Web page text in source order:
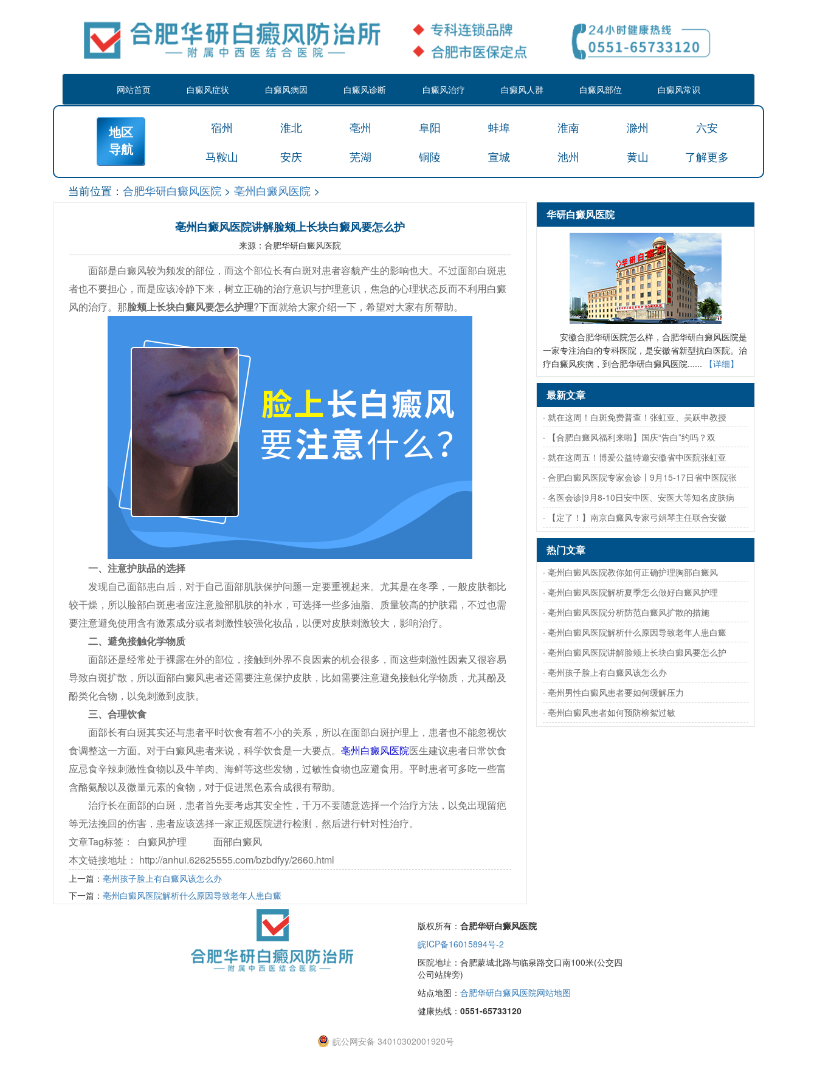
网站首页 白癜风症状 白癜风病因 白癜风诊断 白癜风治疗 白癜风人群 白癜风部位 白癜风常识
地区
导航
宿州 淮北 亳州 阜阳 蚌埠 淮南 滁州
六安
马鞍山
安庆 芜湖 铜陵 宣城 池州 黄山 了解更多
当前位置： 合肥华研白癜风医院 > 亳州白癜风医院 >
亳州白癜风医院讲解脸颊上长块白癜风要怎么护
来源：合肥华研白癜风医院
面部是白癜风较为频发的部位，而这个部位长有白斑对患者容貌产生的影响也大。不过面部白斑患
者也不要担心，而是应该冷静下来，树立正确的治疗意识与护理意识，焦急的心理状态反而不利用白癜
风的治疗。那脸颊上长块白癜风要怎么护理?下面就给大家介绍一下，希望对大家有所帮助。
一、注意护肤品的选择
发现自己面部患白后，对于自己面部肌肤保护问题一定要重视起来。尤其是在冬季，一般皮肤都比
较干燥，所以脸部白斑患者应注意脸部肌肤的补水，可选择一些多油脂、质量较高的护肤霜，不过也需
要注意避免使用含有激素成分或者刺激性较强化妆品，以便对皮肤刺激较大，影响治疗。
二、避免接触化学物质
面部还是经常处于裸露在外的部位，接触到外界不良因素的机会很多，而这些刺激性因素又很容易
导致白斑扩散，所以面部白癜风患者还需要注意保护皮肤，比如需要注意避免接触化学物质，尤其酚及
酚类化合物，以免刺激到皮肤。
三、合理饮食
面部长有白斑其实还与患者平时饮食有着不小的关系，所以在面部白斑护理上，患者也不能忽视饮
食调整这一方面。对于白癜风患者来说，科学饮食是一大要点。 亳州白癜风医院医生建议患者日常饮食
应忌食辛辣刺激性食物以及牛羊肉、海鲜等这些发物，过敏性食物也应避食用。平时患者可多吃一些富
含酪氨酸以及微量元素的食物，对于促进黑色素合成很有帮助。
治疗长在面部的白斑，患者首先要考虑其安全性，千万不要随意选择一个治疗方法，以免出现留疤
等无法挽回的伤害，患者应该选择一家正规医院进行检测，然后进行针对性治疗。
文章Tag标签：
白癜风护理
面部白癜风
本文链接地址： http://anhui.62625555.com/bzbdfyy/2660.html
上一篇： 亳州孩子脸上有白癜风该怎么办
下一篇： 亳州白癜风医院解析什么原因导致老年人患白癜
华研白癜风医院
安徽合肥华研医院怎么样，合肥华研白癜风医院是
一家专注治白的专科医院，是安徽省新型抗白医院。治
疗白癜风疾病，到合肥华研白癜风医院......
【详细】
最新文章
· 就在这周！白斑免费普查！张虹亚、吴跃申教授
· 【合肥白癜风福利来啦】国庆“告白”约吗？双
· 就在这周五！博爱公益特邀安徽省中医院张虹亚
· 合肥白癜风医院专家会诊丨9月15-17日省中医院张
· 名医会诊|9月8-10日安中医、安医大等知名皮肤病
· 【定了！】南京白癜风专家弓娟琴主任联合安徽
热门文章
· 亳州白癜风医院教你如何正确护理胸部白癜风
· 亳州白癜风医院解析夏季怎么做好白癜风护理
· 亳州白癜风医院分析防范白癜风扩散的措施
· 亳州白癜风医院解析什么原因导致老年人患白癜
· 亳州白癜风医院讲解脸颊上长块白癜风要怎么护
· 亳州孩子脸上有白癜风该怎么办
· 亳州男性白癜风患者要如何缓解压力
· 亳州白癜风患者如何预防柳絮过敏
版权所有： 合肥华研白癜风医院
皖ICP备16015894号-2
医院地址：合肥蒙城北路与临泉路交口南100米(公交四
公司站牌旁)
站点地图： 合肥华研白癜风医院网站地图
健康热线： 0551-65733120
皖公网安备 34010302001920号